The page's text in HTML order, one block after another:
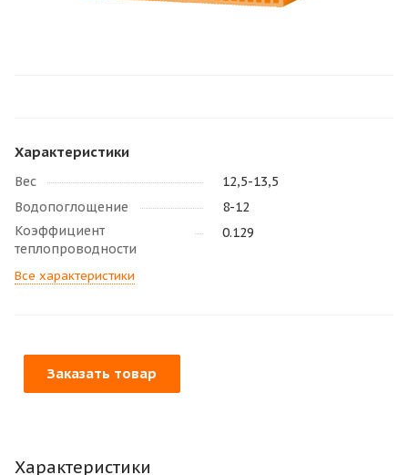
Характеристики
Вес
12,5-13,5
Водопоглощение
8-12
Коэффициент
теплопроводности
0.129
Все характеристики
Заказать товар
Характеристики